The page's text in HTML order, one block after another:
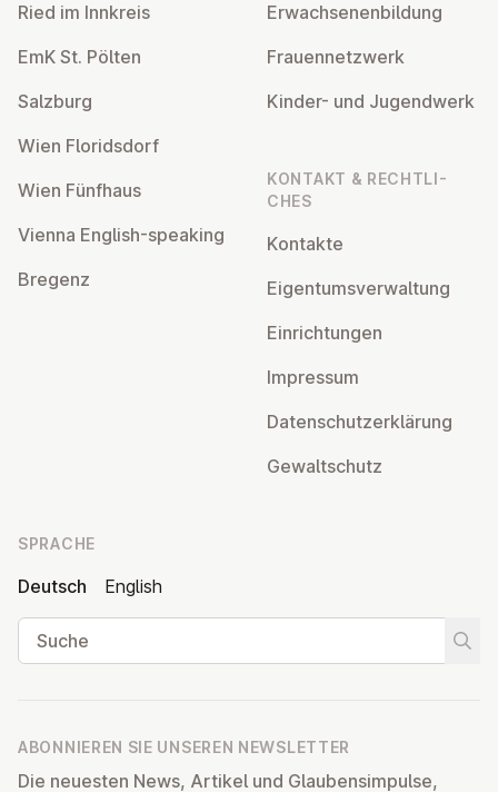
Ried im Innkreis
EmK St. Pölten
Salzburg
Wien Flo­rids­dorf
Wien Fünfhaus
Vienna English-speaking
Bregenz
Er­wach­se­nen­bil­dung
Frau­en­netz­werk
Kinder- und Ju­gend­werk
KONTAKT & RECHT­LI­
CHES
Kontakte
Ei­gen­tums­ver­wal­tung
Ein­rich­tun­gen
Impressum
Da­ten­schutz­er­klä­rung
Ge­walt­schutz
SPRACHE
Deutsch
English
Suche
ABONNIEREN SIE UNSEREN NEWSLETTER
Die neuesten News, Artikel und Glaubensimpulse,